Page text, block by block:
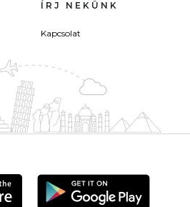
ÍRJ NEKÜNK
Kapcsolat